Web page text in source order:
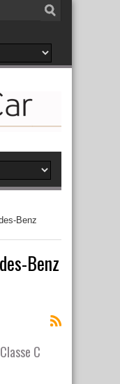
Benz
Benz
C